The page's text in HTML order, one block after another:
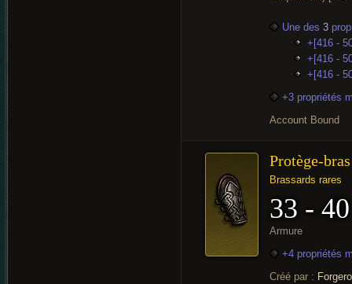
Une des 3
+[416 -
+[416 -
+[416 -
+3 propriétés
Account Bound
Protège-bras
Brassards rares
33 - 40
Armure
+4 propriétés
Créé par :